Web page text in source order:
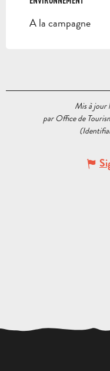
A la campagne
Mis à jour
par Office de